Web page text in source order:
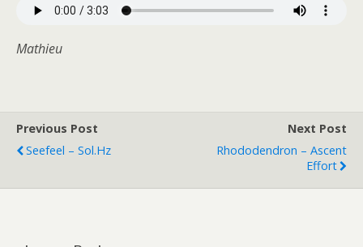
Mathieu
Previous Post
Seefeel – Sol.Hz
Next Post
Rhododendron – Ascent
Effort